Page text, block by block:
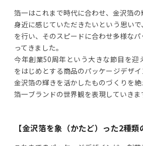
箔一はこれまで時代に合わせ、金沢箔
身近に感じていただきたいという思い
を行い、そのスピードに合わせ多様な
ってきました。
今年創業50周年という大きな節目を迎
をはじめとする商品のパッケージデザイ
金沢箔の輝きを活かしたものづくりを絶
箔一ブランドの世界観を表現していきま
【金沢箔を象（かたど）った2種類